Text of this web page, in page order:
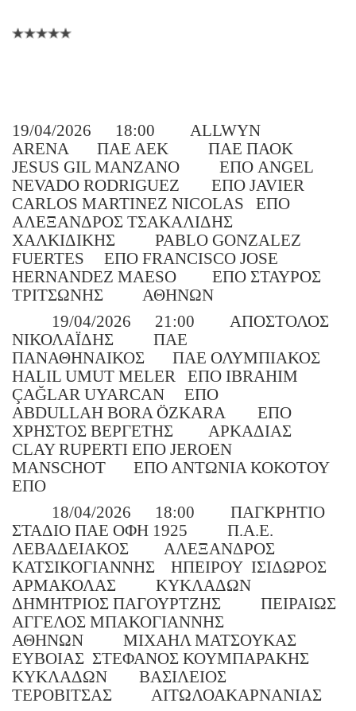
19/04/2026 18:00
ALLWYN
ARENA
ΠΑΕ ΑΕΚ
ΠΑΕ ΠΑΟΚ
JESUS GIL MANZANO
ΕΠΟ ANGEL
NEVADO RODRIGUEZ
ΕΠΟ JAVIER
CARLOS MARTINEZ NICOLAS
ΕΠΟ
ΑΛΕΞΑΝΔΡΟΣ ΤΣΑΚΑΛΙΔΗΣ
ΧΑΛΚΙΔΙΚΗΣ
PABLO GONZALEZ
FUERTES
ΕΠΟ FRANCISCO JOSE
HERNANDEZ MAESO
ΕΠΟ ΣΤΑΥΡΟΣ
ΤΡΙΤΣΩΝΗΣ
ΑΘΗΝΩΝ
19/04/2026
21:00
ΑΠΟΣΤΟΛΟΣ
ΝΙΚΟΛΑΪΔΗΣ
ΠΑΕ
ΠΑΝΑΘΗΝΑΙΚΟΣ
ΠΑΕ ΟΛΥΜΠΙΑΚΟΣ
HALIL UMUT MELER
ΕΠΟ IBRAHIM
ÇAĞLAR UYARCAN
ΕΠΟ
ABDULLAH BORA ÖZKARA
ΕΠΟ
ΧΡΗΣΤΟΣ ΒΕΡΓΕΤΗΣ
ΑΡΚΑΔΙΑΣ
CLAY RUPERTI ΕΠΟ JEROEN
MANSCHOT
ΕΠΟ ΑΝΤΩΝΙΑ ΚΟΚΟΤΟΥ
ΕΠΟ
18/04/2026
18:00
ΠΑΓΚΡΗΤΙΟ
ΣΤΑΔΙΟ ΠΑΕ ΟΦΗ 1925
Π.Α.Ε.
ΛΕΒΑΔΕΙΑΚΟΣ
ΑΛΕΞΑΝΔΡΟΣ
ΚΑΤΣΙΚΟΓΙΑΝΝΗΣ
ΗΠΕΙΡΟΥ ΙΣΙΔΩΡΟΣ
ΑΡΜΑΚΟΛΑΣ
ΚΥΚΛΑΔΩΝ
ΔΗΜΗΤΡΙΟΣ ΠΑΓΟΥΡΤΖΗΣ
ΠΕΙΡΑΙΩΣ
ΑΓΓΕΛΟΣ ΜΠΑΚΟΓΙΑΝΝΗΣ
ΑΘΗΝΩΝ
ΜΙΧΑΗΛ ΜΑΤΣΟΥΚΑΣ
ΕΥΒΟΙΑΣ ΣΤΕΦΑΝΟΣ ΚΟΥΜΠΑΡΑΚΗΣ
ΚΥΚΛΑΔΩΝ
ΒΑΣΙΛΕΙΟΣ
ΤΕΡΟΒΙΤΣΑΣ
ΑΙΤΩΛΟΑΚΑΡΝΑΝΙΑΣ